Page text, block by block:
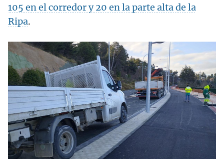
105 en el corredor y 20 en la parte alta de la
Ripa.